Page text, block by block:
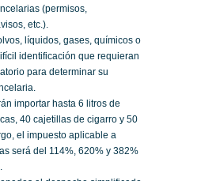
(permisos,
etc.).
líquidos, gases, químicos o
identificación que requieran
para determinar su
importar hasta 6 litros de
40 cajetillas de cigarro y 50
el impuesto aplicable a
será del 114%, 620% y 382%